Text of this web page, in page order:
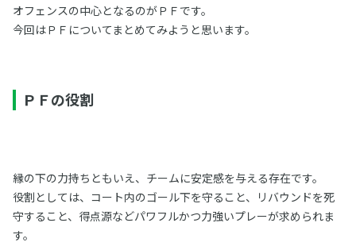
オフェンスの中心となるのがＰＦです。
今回はＰＦについてまとめてみようと思います。
ＰＦの役割
縁の下の力持ちともいえ、チームに安定感を与える存在です。
役割としては、コート内のゴール下を守ること、リバウンドを死
守すること、得点源などパワフルかつ力強いプレーが求められま
す。